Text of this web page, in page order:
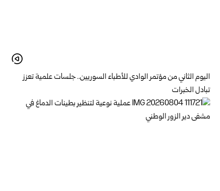
اليوم الثاني من مؤتمر الوادي للأطباء السوريين.. جلسات علمية تعزز
تبادل الخبرات